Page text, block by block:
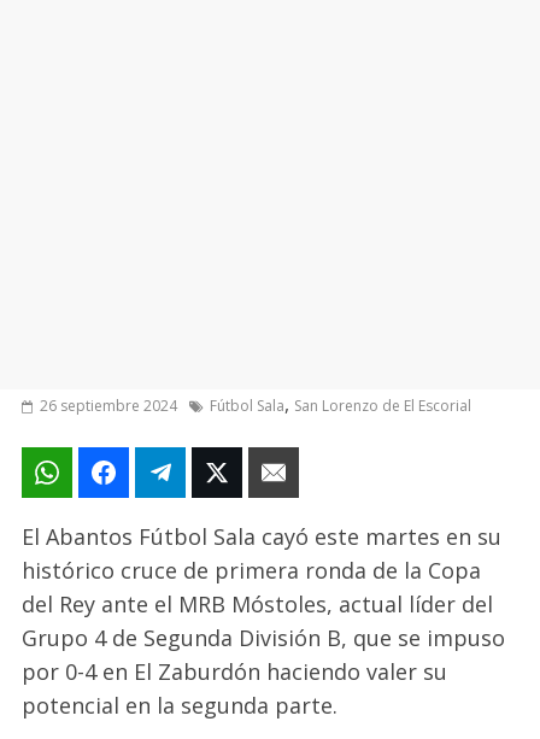
26 septiembre 2024 Fútbol Sala, San Lorenzo de El Escorial
El Abantos Fútbol Sala cayó este martes en su
histórico cruce de primera ronda de la Copa
del Rey ante el MRB Móstoles, actual líder del
Grupo 4 de Segunda División B, que se impuso
por 0-4 en El Zaburdón haciendo valer su
potencial en la segunda parte.